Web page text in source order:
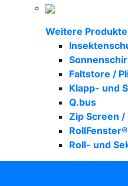
Weitere Produkte
Faltstore /
Klapp- und
Q.bus
Zip Screen /
RollFenster®
Roll- und